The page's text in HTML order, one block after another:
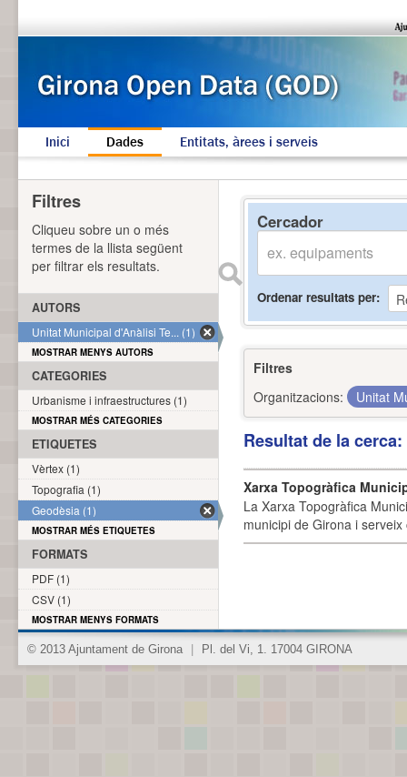
Inici Dades Entitats, àrees i serveis
Cercador
Ordenar resultats per
Filtres
Organitzacions:
Unitat
Resultat de la
Xarxa Topogràfica
La Xarxa Topogràfica
municipi de Girona i
Filtres
Cliqueu sobre un o més
termes de la llista següent
per filtrar els resultats.
AUTORS
Unitat Municipal d'Anàlisi Te... (1)
MOSTRAR MENYS AUTORS
CATEGORIES
Urbanisme i infraestructures (1)
MOSTRAR MÉS CATEGORIES
ETIQUETES
Vèrtex (1)
Topografia (1)
Geodèsia (1)
MOSTRAR MÉS ETIQUETES
FORMATS
PDF (1)
CSV (1)
MOSTRAR MENYS FORMATS
© 2013 Ajuntament de Girona Pl. del Vi, 1. 17004 GIRONA